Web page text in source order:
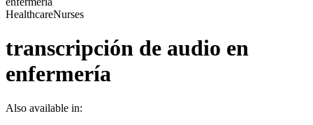
HealthcareNurses
transcripción de audio en
enfermería
Also available in: